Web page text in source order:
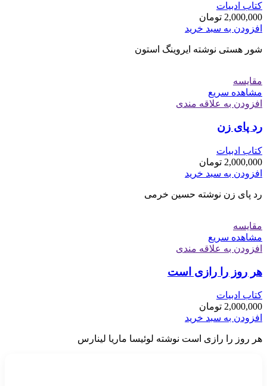
کتاب ادبیات
2,000,000 تومان
افزودن به سبد خرید
شور هستی نوشته ایروینگ استون
مقایسه
مشاهده سریع
افزودن به علاقه مندی
رد پای زن
کتاب ادبیات
2,000,000 تومان
افزودن به سبد خرید
رد پای زن نوشته حسین خرمی
مقایسه
مشاهده سریع
افزودن به علاقه مندی
هر روز را رازی است
کتاب ادبیات
2,000,000 تومان
افزودن به سبد خرید
هر روز را رازی است نوشته لوئیسا ماریا لینارس